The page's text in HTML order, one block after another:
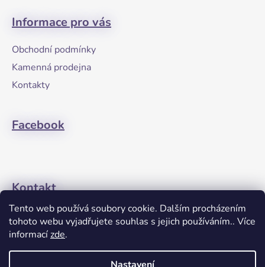
Tento web používá soubory cookie. Dalším procházením
tohoto webu vyjadřujete souhlas s jejich používáním.. Více
informacízde.
Informace pro vás
Obchodní podmínky
Kamenná prodejna
Kontakty
Facebook
Kontakt
+420608274762